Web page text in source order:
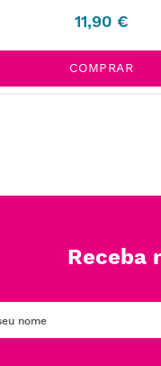
11,90 €
COMPRAR
Receba